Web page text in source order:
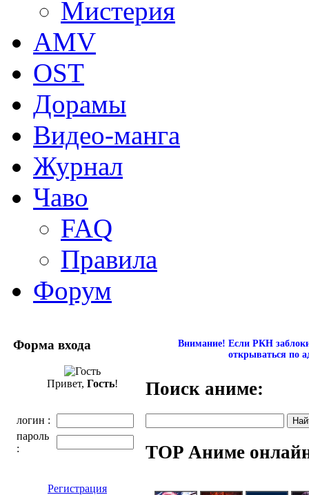
Мистерия
AMV
OST
Дорамы
Видео-манга
Журнал
Чаво
FAQ
Правила
Форум
Форма входа
Привет, Гость!
логин :
пароль
:
Регистрация
Внимание! Если РКН
открываться по
Поиск аниме:
TOP Аниме